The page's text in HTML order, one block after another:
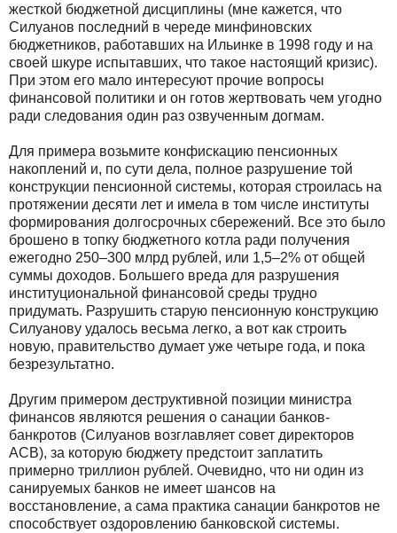
жесткой бюджетной дисциплины (мне кажется, что
Силуанов последний в череде минфиновских
бюджетников, работавших на Ильинке в 1998 году и на
своей шкуре испытавших, что такое настоящий кризис).
При этом его мало интересуют прочие вопросы
финансовой политики и он готов жертвовать чем угодно
ради следования один раз озвученным догмам.
Для примера возьмите конфискацию пенсионных
накоплений и, по сути дела, полное разрушение той
конструкции пенсионной системы, которая строилась на
протяжении десяти лет и имела в том числе институты
формирования долгосрочных сбережений. Все это было
брошено в топку бюджетного котла ради получения
ежегодно 250–300 млрд рублей, или 1,5–2% от общей
суммы доходов. Большего вреда для разрушения
институциональной финансовой среды трудно
придумать. Разрушить старую пенсионную конструкцию
Силуанову удалось весьма легко, а вот как строить
новую, правительство думает уже четыре года, и пока
безрезультатно.
Другим примером деструктивной позиции министра
финансов являются решения о санации банков-
банкротов (Силуанов возглавляет совет директоров
АСВ), за которую бюджету предстоит заплатить
примерно триллион рублей. Очевидно, что ни один из
санируемых банков не имеет шансов на
восстановление, а сама практика санации банкротов не
способствует оздоровлению банковской системы.